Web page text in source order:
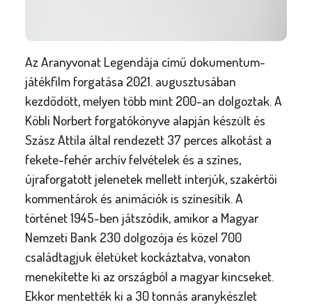
Az Aranyvonat Legendája című dokumentum-
játékfilm forgatása 2021. augusztusában
kezdődött, melyen több mint 200-an dolgoztak. A
Köbli Norbert forgatókönyve alapján készült és
Szász Attila által rendezett 37 perces alkotást a
fekete-fehér archív felvételek és a színes,
újraforgatott jelenetek mellett interjúk, szakértői
kommentárok és animációk is színesítik. A
történet 1945-ben játszódik, amikor a Magyar
Nemzeti Bank 230 dolgozója és közel 700
családtagjuk életüket kockáztatva, vonaton
menekítette ki az országból a magyar kincseket.
Ekkor mentették ki a 30 tonnás aranykészlet